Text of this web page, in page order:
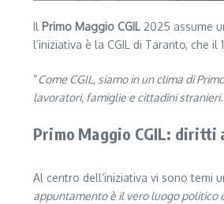
Il Primo Maggio CGIL 2025 assume
l’iniziativa è la CGIL di Taranto, che
“Come CGIL, siamo in un clima di
lavoratori, famiglie e cittadini stranieri
Primo Maggio CGIL: diritti
Al centro dell’iniziativa vi sono temi
appuntamento è il vero luogo politico